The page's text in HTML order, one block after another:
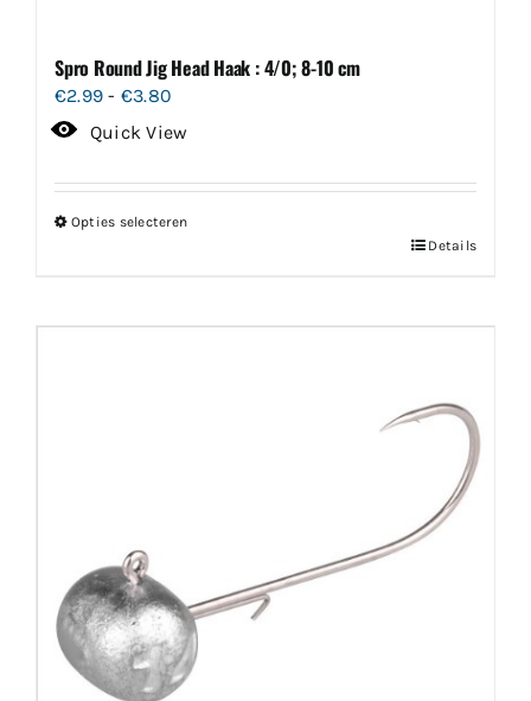
Spro Round Jig Head Haak : 4/0; 8-10 cm
€2.99 - €3.80
€2.99
€3.80
Quick View
Opties selecteren
de
productpagina
Details